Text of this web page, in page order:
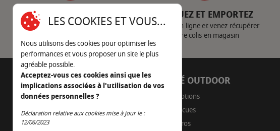
SERVICE CLIENT
Nous contacter
CLIQUEZ ET EMPORTEZ
Achetez en ligne et venez récupérer
votre colis en magasin
AUTOUR DU FEU
05 45 22 98 09
Nous envoyer un e-mail
CÔTÉ OUTDOOR
Promotions
Barbecues
Braseros
LES COOKIES ET VOUS...
Nous utilisons des cookies pour optimiser les
performances et vous proposer un site le plus
agréable possible.
Acceptez-vous ces cookies ainsi que les
implications associées à l'utilisation de vos
données personnelles ?
Déclaration relative aux cookies mise à jour le :
12/06/2023